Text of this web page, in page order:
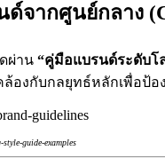
จากศูนย์กลาง
ผ่าน “คู่มือแบรนด์ระดับโล
องกับกลยุทธ์หลักเพื่อป้อ
guide-examples